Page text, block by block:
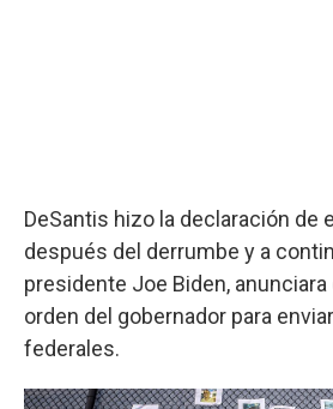
DeSantis hizo la declaración de
después del derrumbe y a
presidente Joe Biden, anunciara
orden del gobernador para
federales.